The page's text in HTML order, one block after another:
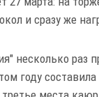
и сразу же
несколько раз
году